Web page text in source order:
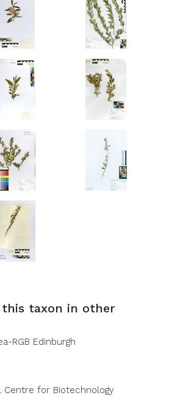
taxon in other
RGB Edinburgh
Centre for Biotechnology